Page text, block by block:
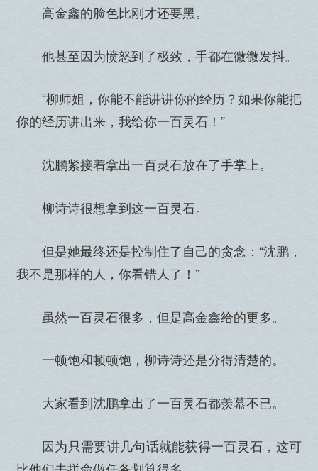
高金鑫的脸色比刚才还要黑。
他甚至因为愤怒到了极致，手都在微微发抖。
“柳师姐，你能不能讲讲你的经历？如果你能把
你的经历讲出来，我给你一百灵石！”
沈鹏紧接着拿出一百灵石放在了手掌上。
柳诗诗很想拿到这一百灵石。
但是她最终还是控制住了自己的贪念：“沈鹏，
我不是那样的人，你看错人了！”
虽然一百灵石很多，但是高金鑫给的更多。
一顿饱和顿顿饱，柳诗诗还是分得清楚的。
大家看到沈鹏拿出了一百灵石都羡慕不已。
因为只需要讲几句话就能获得一百灵石，这可